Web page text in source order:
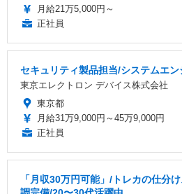
月給21万5,000円～
正社員
セキュリティ製品担当/システムエン
東京エレクトロン デバイス株式会社
東京都
月給31万9,000円～45万9,000円
正社員
「月収30万円可能」/トレカの仕分